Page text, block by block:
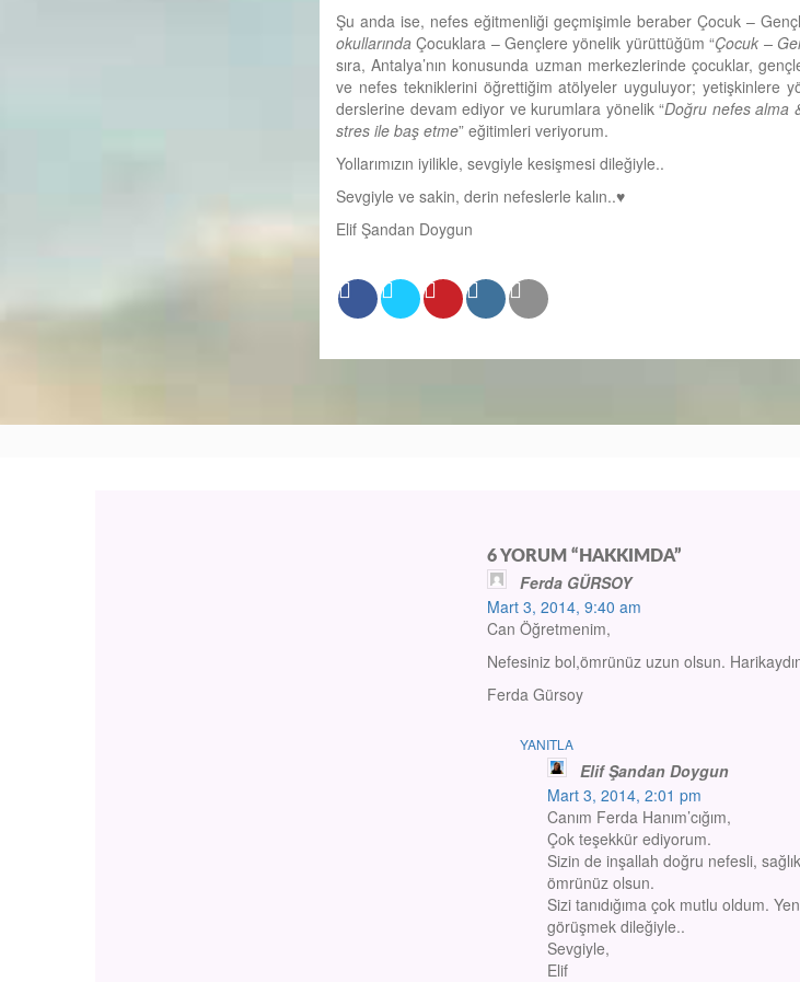
Şu anda ise, nefes eğitmenliği geçmişimle beraber Çocuk –
okullarındaÇocuklara – Gençlere yönelik yürüttüğüm “Çocuk –
sıra, Antalya’nın konusunda uzman merkezlerinde çocuklar,
ve nefes tekniklerini öğrettiğim atölyeler uyguluyor; yetişkinlere
derslerine devam ediyor ve kurumlara yönelik “Doğru nefes alma
stres ile baş etme” eğitimleri veriyorum.
Yollarımızın iyilikle, sevgiyle kesişmesi dileğiyle..
Sevgiyle ve sakin, derin nefeslerle kalın..♥
Elif Şandan Doygun
6 YORUM “HAKKIMDA”
Ferda GÜRSOY
Mart 3, 2014, 9:40 am
Can Öğretmenim,
Nefesiniz bol,ömrünüz uzun olsun.
Ferda Gürsoy
YANITLA
Elif Şandan Doygun
Mart 3, 2014, 2:01 pm
Canım Ferda Hanım’cığım,
Çok teşekkür ediyorum.
Sizin de inşallah doğru nefesli,
ömrünüz olsun.
Sizi tanıdığıma çok mutlu oldum.
görüşmek dileğiyle..
Sevgiyle,
Elif